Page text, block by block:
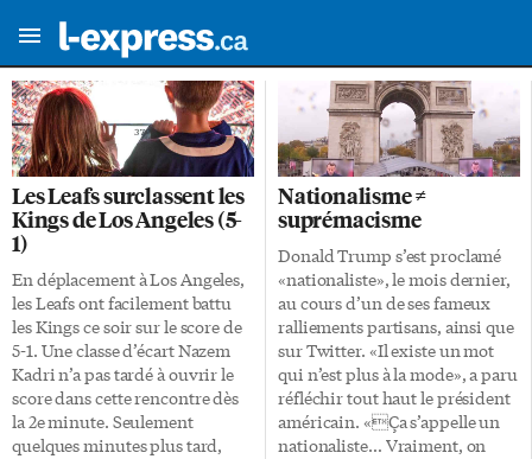
Les Leafs surclassent les
Kings de Los Angeles (5-
1)
En déplacement à Los Angeles,
les Leafs ont facilement battu
les Kings ce soir sur le score de
5-1. Une classe d’écart Nazem
Kadri n’a pas tardé à ouvrir le
score dans cette rencontre dès
la 2e minute. Seulement
quelques minutes plus tard,
Nationalisme ≠
suprémacisme
Donald Trump s’est proclamé
«nationaliste», le mois dernier,
au cours d’un de ses fameux
ralliements partisans, ainsi que
sur Twitter. «Il existe un mot
qui n’est plus à la mode», a paru
réfléchir tout haut le président
américain. «Ça s’appelle un
nationaliste… Vraiment, on